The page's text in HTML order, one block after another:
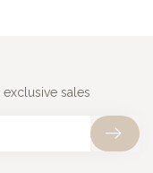
sales